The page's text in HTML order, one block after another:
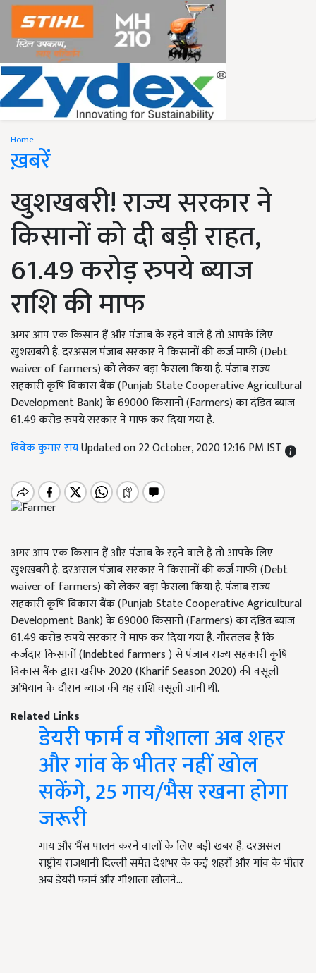
Home
ख़बरें
खुशखबरी! राज्य सरकार ने
किसानों को दी बड़ी राहत,
61.49 करोड़ रुपये ब्याज
राशि की माफ
अगर आप एक किसान हैं और पंजाब के रहने वाले हैं तो आपके लिए
खुशखबरी है. दरअसल पंजाब सरकार ने किसानों की कर्ज माफी (Debt
waiver of farmers) को लेकर बड़ा फैसला किया है. पंजाब राज्य
सहकारी कृषि विकास बैंक (Punjab State Cooperative Agricultural
Development Bank) के 69000 किसानों (Farmers) का दंडित ब्याज
61.49 करोड़ रुपये सरकार ने माफ कर दिया गया है.
विवेक कुमार रायUpdated on 22 October, 2020 12:16 PM IST
अगर आप एक किसान हैं और पंजाब के रहने वाले हैं तो आपके लिए
खुशखबरी है. दरअसल पंजाब सरकार ने किसानों की कर्ज माफी (Debt
waiver of farmers) को लेकर बड़ा फैसला किया है. पंजाब राज्य
सहकारी कृषि विकास बैंक (Punjab State Cooperative Agricultural
Development Bank) के 69000 किसानों (Farmers) का दंडित ब्याज
61.49 करोड़ रुपये सरकार ने माफ कर दिया गया है. गौरतलब है कि
कर्जदार किसानों (Indebted farmers ) से पंजाब राज्य सहकारी कृषि
विकास बैंक द्वारा खरीफ 2020 (Kharif Season 2020) की वसूली
अभियान के दौरान ब्याज की यह राशि वसूली जानी थी.
Related Links
डेयरी फार्म व गौशाला अब शहर
और गांव के भीतर नहीं खोल
सकेंगे, 25 गाय/भैस रखना होगा
जरूरी
गाय और भैंस पालन करने वालों के लिए बड़ी खबर है. दरअसल
राष्ट्रीय राजधानी दिल्ली समेत देशभर के कई शहरों और गांव के भीतर
अब डेयरी फार्म और गौशाला खोलने…